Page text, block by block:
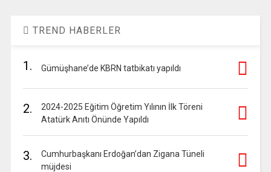
TREND HABERLER
1. Gümüşhane’de KBRN tatbikatı yapıldı
2.
2024-2025 Eğitim Öğretim Yılının İlk Töreni
Atatürk Anıtı Önünde Yapıldı
3.
Cumhurbaşkanı Erdoğan’dan Zigana Tüneli
müjdesi